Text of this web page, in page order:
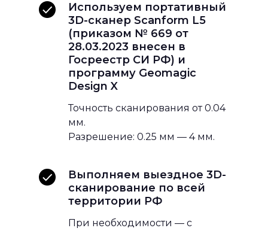
Используем портативный
3D-сканер Scanform L5
(приказом № 669 от
28.03.2023 внесен в
Госреестр СИ РФ) и
программу Geomagic
Design X
Точность сканирования от 0.04
мм.
Разрешение: 0.25 мм — 4 мм.
Выполняем выездное 3D-
сканирование по всей
территории РФ
При необходимости — с